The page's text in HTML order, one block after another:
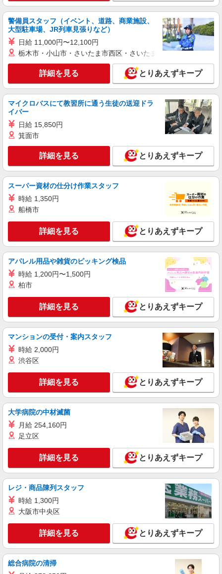
事故無違反表彰金 〇年末年始勤務手当
パナソニック エイジフリーケアセンターあつ
日比野ビル1F
詳細を見る
パナソニック エイジフリーケアセンターあつた
デイサービス／看護師／パート
時給1,339円〜1,442円 ※経験・能力・資格等
による 保健師・正看護師 時給1,442円 准看護師
時給1,339円 〇時間外勤務手当 〇土日祝勤務手当
〇無事故無違反表彰金 〇年末年始勤務手当
パナソニック エイジフリーケアセンターあつ
た 愛知県名古屋市熱田区大宝4-9-27 イノアック
キープ 詳細を見る
パート
パナソニック エイジフリーケアセンターあつた
デイサービス／看護職／10-14時
時給1,339円〜1,442円 ※経験・能力・資格等
による 〇時間外勤務手当 〇土日祝勤務手当 〇無
事故無違反表彰金 〇年末年始勤務手当
パナソニック エイジフリーケアセンターあつ
た 愛知県名古屋市熱田区大宝4-9-27 イノアック
日比野ビル1F
キープ 詳細を見る
業務委託
SOMPOヘルスサポート株式会社 全支援対応コース
保健師・管理栄養士 特定保健指導
報酬：出来高制 報酬額（消費税抜き）： ・事
業所一括面談(対面) 1日：10,000円〜14,716円 ・
個別訪問(対面) 1件：4,286円〜5,239円 ・遠隔面
談 1件：1,500〜1,691円 ・電話支援 1件：
1,000円〜1,429円 ・ICTメール支援 1件：500円
※上記金額に消費税を加えた金額をお支払いいた
します ※交通費・電話代は弊社負担。その他、支
援内容により細則あり。
【活動エリア】愛知県名古屋市熱田区及びその
周辺
詳細を見る
紹介予定派遣
株式会社トラストグロース 中部支社
有料老人ホーム内での訪問看護業全般
給与詳細 ※経験・資格考慮します！ 派遣時
給：2000円〜2200円 【紹介後】 正社員：基本
給：准看護師31万、正看護師34万 夜勤手当1.4
万/日 パート：正看護師：1800円〜、准看護師：
1600円〜 1か月の想定労働時間160時間 固定残業
代なし 試用期間3ヵ月（待遇変更なし）
キープ 詳細を見る
警備員スタッフ（イベント、道路、商業施設、
大型駐車場、JR列車見張りなど）
日給 11,000円〜12,100円
栃木市・小山市・さいたま市西区・さいたま市岩槻区・久喜市・
詳細を見る とりあえずキープ
マイクロバスにて教習所に通う生徒の送迎ドラ
イバー
日給 15,850円
箕面市
詳細を見る とりあえずキープ
スーパー資材の仕分け作業スタッフ
時給 1,350円
船橋市
詳細を見る とりあえずキープ
アパレル用品や雑貨のピッキング検品
時給 1,200円〜1,500円
柏市
詳細を見る とりあえずキープ
マンションの受付・案内スタッフ
時給 2,000円
渋谷区
詳細を見る とりあえずキープ
大学病院の中材滅菌
月給 254,160円
足立区
詳細を見る とりあえずキープ
レジ・商品陳列スタッフ
時給 1,300円
大阪市中央区
詳細を見る とりあえずキープ
総合病院の清掃